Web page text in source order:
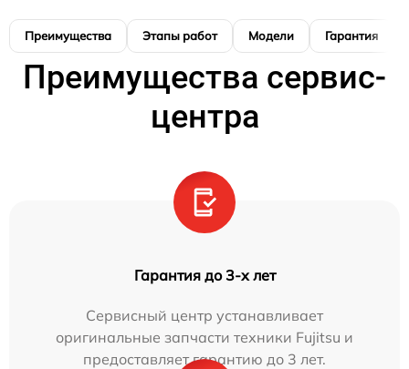
Преимущества Этапы работ Модели Гарантия
Преимущества сервис-
центра
Гарантия до 3-х лет
Сервисный центр устанавливает
оригинальные запчасти техники Fujitsu и
предоставляет гарантию до 3 лет.